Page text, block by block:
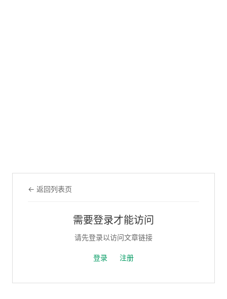
← 返回列表页
需要登录才能访问
请先登录以访问文章链接
登录 注册